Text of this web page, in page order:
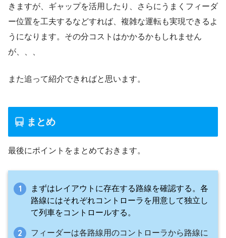
きますが、ギャップを活用したり、さらにうまくフィーダ
ー位置を工夫するなどすれば、複雑な運転も実現できるよ
うになります。その分コストはかかるかもしれません
が、、、
また追って紹介できればと思います。
まとめ
最後にポイントをまとめておきます。
まずはレイアウトに存在する路線を確認する。各
路線にはそれぞれコントローラを用意して独立し
て列車をコントロールする。
フィーダーは各路線用のコントローラから路線に